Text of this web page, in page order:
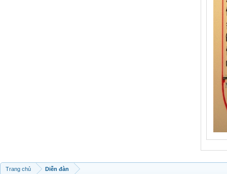
Trang chủ Diễn đàn